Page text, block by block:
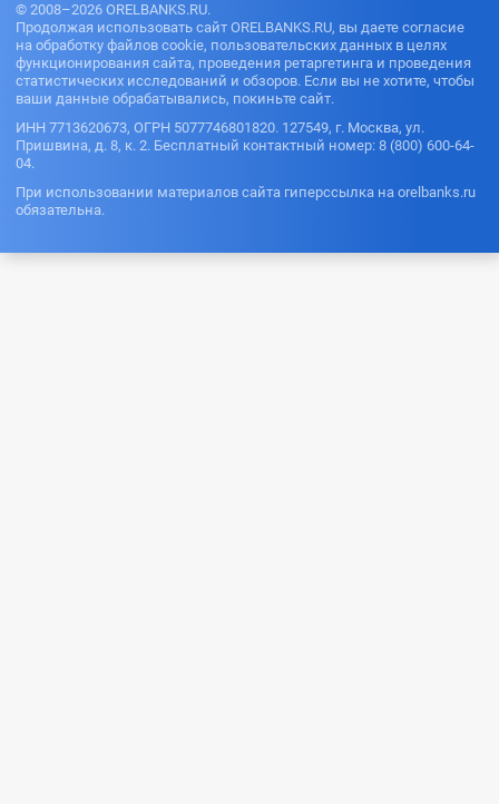
© 2008–2026 ORELBANKS.RU.
Продолжая использовать сайт ORELBANKS.RU, вы даете согласие
на обработку файлов cookie, пользовательских данных в целях
функционирования сайта, проведения ретаргетинга и проведения
статистических исследований и обзоров. Если вы не хотите, чтобы
ваши данные обрабатывались, покиньте сайт.
ИНН 7713620673, ОГРН 5077746801820. 127549, г. Москва, ул.
Пришвина, д. 8, к. 2. Бесплатный контактный номер: 8 (800) 600-64-
04.
При использовании материалов сайта гиперссылка на orelbanks.ru
обязательна.